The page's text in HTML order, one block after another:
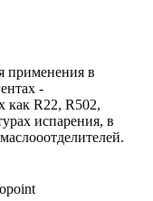
применения в
-
как R22, R502,
испарения, в